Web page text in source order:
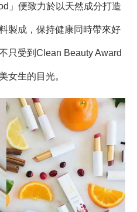
」便致力於以天然成分打造
製成，保持健康同時帶來好
只受到Clean Beauty Award
女生的目光。